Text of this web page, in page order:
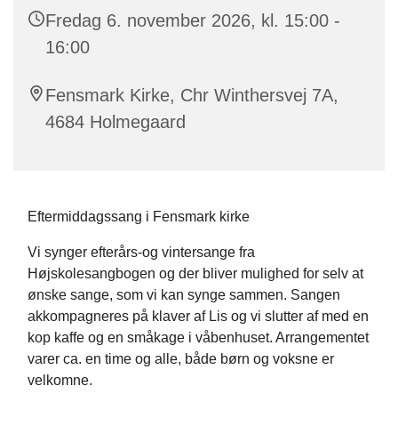
Fredag 6. november 2026, kl. 15:00 -
16:00
Fensmark Kirke, Chr Winthersvej 7A,
4684 Holmegaard
Eftermiddagssang i Fensmark kirke
Vi synger efterårs-og vintersange fra
Højskolesangbogen og der bliver mulighed for selv at
ønske sange, som vi kan synge sammen. Sangen
akkompagneres på klaver af Lis og vi slutter af med en
kop kaffe og en småkage i våbenhuset. Arrangementet
varer ca. en time og alle, både børn og voksne er
velkomne.